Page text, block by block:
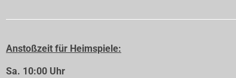
Anstoßzeit für Heimspiele:
Sa. 10:00 Uhr